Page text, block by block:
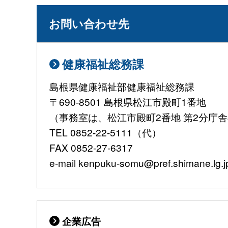
お問い合わせ先
健康福祉総務課
島根県健康福祉部健康福祉総務課
〒690-8501 島根県松江市殿町1番地
（事務室は、松江市殿町2番地 第2分庁
TEL 0852-22-5111（代）
FAX 0852-27-6317
e-mail kenpuku-
企業広告